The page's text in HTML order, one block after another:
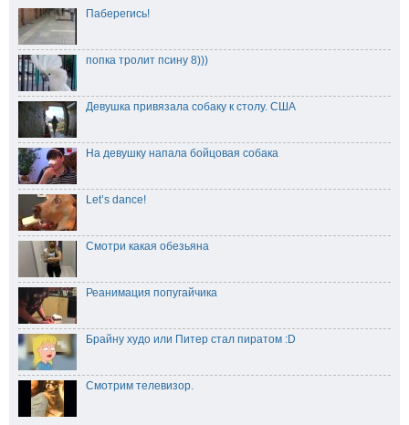
Паберегись!
попка тролит псину 8)))
Девушка привязала собаку к столу. США
На девушку напала бойцовая собака
Let’s dance!
Смотри какая обезьяна
Реанимация попугайчика
Брайну худо или Питер стал пиратом :D
Смотрим телевизор.